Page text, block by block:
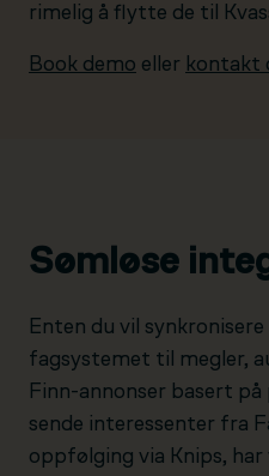
rimelig å flytte de til
Book demo eller kontakt
Sømløse
Enten du vil
fagsystemet til megler,
Finn-annonser basert
sende interessenter fra
oppfølging via Knips,